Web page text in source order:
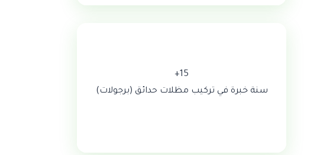
15+
سنة خبرة في تركيب مظلات حدائق (برجولات)